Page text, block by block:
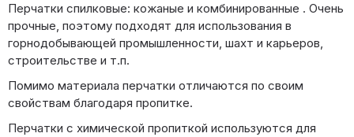
Перчатки спилковые: кожаные и комбинированные . Очень
прочные, поэтому подходят для использования в
горнодобывающей промышленности, шахт и карьеров,
строительстве и т.п.
Помимо материала перчатки отличаются по своим
свойствам благодаря пропитке.
Перчатки с химической пропиткой используются для